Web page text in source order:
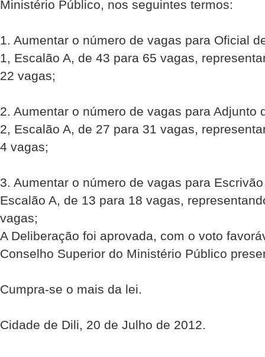
Ministério Público, nos seguintes termos:
1. Aumentar o número de vagas para Oficial
1, Escalão A, de 43 para 65 vagas,
22 vagas;
2. Aumentar o número de vagas para Adjunto
2, Escalão A, de 27 para 31 vagas,
4 vagas;
3. Aumentar o número de vagas para
Escalão A, de 13 para 18 vagas,
vagas;
A Deliberação foi aprovada, com o voto
Conselho Superior do Ministério Público
Cumpra-se o mais da lei.
Cidade de Dili, 20 de Julho de 2012.